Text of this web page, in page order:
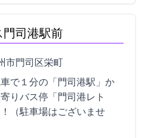
門司港駅前
門司区栄町8-10
車で１3分の「門司港駅」か
寄りバス停「門司港レト
（駐車場はございませ